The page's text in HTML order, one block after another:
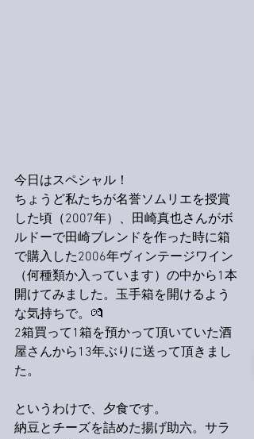
今日はスペシャル！
ちょうど私たちが名誉ソムリエを授賞
した頃（2007年）、田崎真也さんがボ
ルドーで田崎ブレンドを作った時に箱
で購入した2006年ヴィンテージワイン
（何種類か入っています）の中から1本
開けてみました。玉手箱を開けるよう
な気持ちで。💏
2箱買って1箱を預かって頂いていた酒
屋さんから13年ぶりに送って頂きまし
た。
というわけで、夕食です。
納豆とチーズを詰めた揚げ助六。サラ